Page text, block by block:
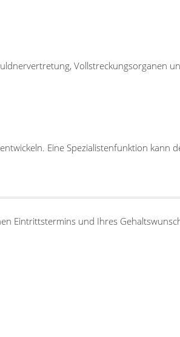
Vollstreckungsorganen
Eine Spezialistenfunktion kann
Eintrittstermins und Ihres